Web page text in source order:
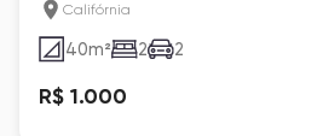
Califórnia
40m² 2 2
R$ 1.000